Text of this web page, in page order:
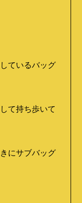
ているバッグ
て持ち歩いて
にサブバッグ